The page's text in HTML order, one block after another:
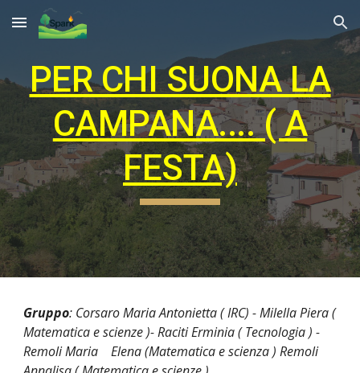
Skip to main content Skip to navigation
PER CHI SUONA LA
CAMPANA.... ( A
FESTA)
Gruppo: Corsaro Maria Antonietta ( IRC) - Milella Piera (
Matematica e scienze )- Raciti Erminia ( Tecnologia ) -
Remoli Maria Elena (Matematica e scienza ) Remoli